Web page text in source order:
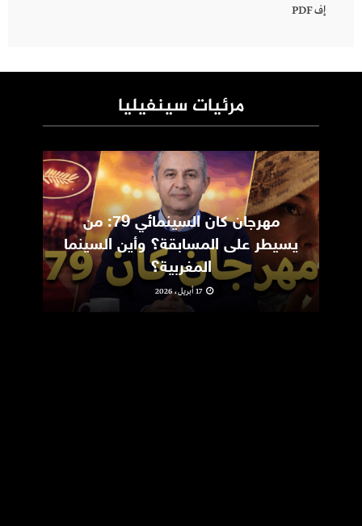
إف PDF
مرئيات سينفيليا
مهرجان كان السينمائي 79: من
يسيطر على المسابقة؟ وأين السينما
المغربية؟
17 أبريل، 2026